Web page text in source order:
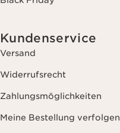
Kundenservice
Versand
Widerrufsrecht
Zahlungsmöglichkeiten
Meine Bestellung verfolgen